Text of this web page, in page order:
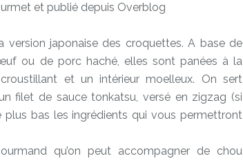
et publié depuis Overblog
version japonaise des croquettes. A base de
ou de porc haché, elles sont panées à la
et un intérieur moelleux. On sert
filet de sauce tonkatsu, versé en zigzag (si
plus bas les ingrédients qui vous permettront
qu’on peut accompagner de chou